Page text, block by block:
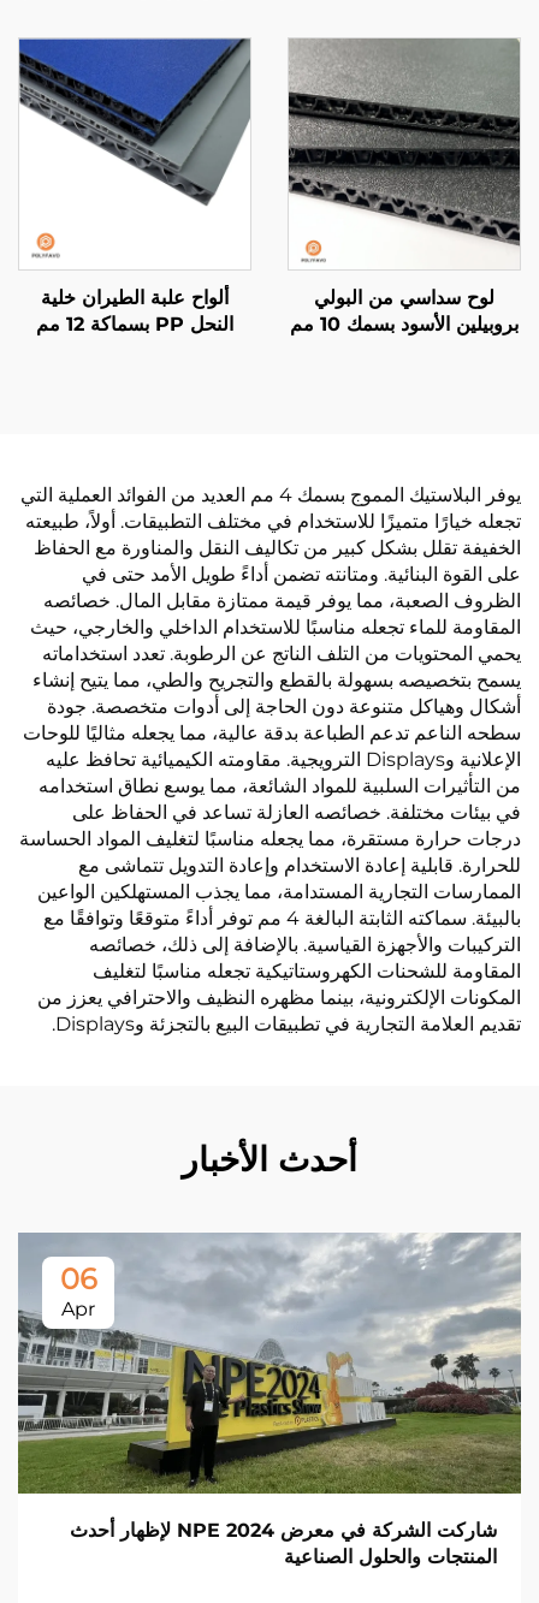
لوح سداسي من البولي
بروبيلين الأسود بسمك 10 مم
ألواح علبة الطيران خلية
النحل PP بسماكة 12 مم
يوفر البلاستيك المموج بسمك 4 مم العديد من الفوائد العملية التي
تجعله خيارًا متميزًا للاستخدام في مختلف التطبيقات. أولاً، طبيعته
الخفيفة تقلل بشكل كبير من تكاليف النقل والمناورة مع الحفاظ
على القوة البنائية. ومتانته تضمن أداءً طويل الأمد حتى في
الظروف الصعبة، مما يوفر قيمة ممتازة مقابل المال. خصائصه
المقاومة للماء تجعله مناسبًا للاستخدام الداخلي والخارجي، حيث
يحمي المحتويات من التلف الناتج عن الرطوبة. تعدد استخداماته
يسمح بتخصيصه بسهولة بالقطع والتجريح والطي، مما يتيح إنشاء
أشكال وهياكل متنوعة دون الحاجة إلى أدوات متخصصة. جودة
سطحه الناعم تدعم الطباعة بدقة عالية، مما يجعله مثاليًا للوحات
الإعلانية وDisplays الترويجية. مقاومته الكيميائية تحافظ عليه
من التأثيرات السلبية للمواد الشائعة، مما يوسع نطاق استخدامه
في بيئات مختلفة. خصائصه العازلة تساعد في الحفاظ على
درجات حرارة مستقرة، مما يجعله مناسبًا لتغليف المواد الحساسة
للحرارة. قابلية إعادة الاستخدام وإعادة التدويل تتماشى مع
الممارسات التجارية المستدامة، مما يجذب المستهلكين الواعين
بالبيئة. سماكته الثابتة البالغة 4 مم توفر أداءً متوقعًا وتوافقًا مع
التركيبات والأجهزة القياسية. بالإضافة إلى ذلك، خصائصه
المقاومة للشحنات الكهروستاتيكية تجعله مناسبًا لتغليف
المكونات الإلكترونية، بينما مظهره النظيف والاحترافي يعزز من
تقديم العلامة التجارية في تطبيقات البيع بالتجزئة وDisplays.
أحدث الأخبار
06
Apr
شاركت الشركة في معرض NPE 2024 لإظهار أحدث
المنتجات والحلول الصناعية